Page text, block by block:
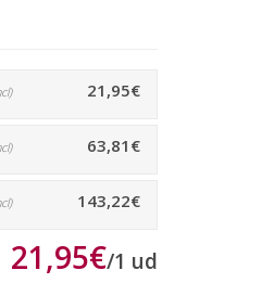
21,95€
63,81€
143,22€
21,95€/1 ud